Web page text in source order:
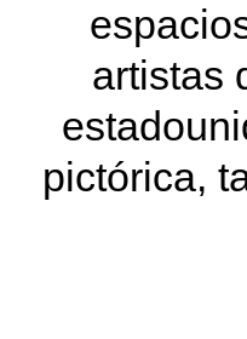
artistas
pictórica,